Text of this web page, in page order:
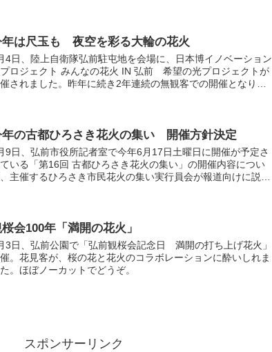
年は尺玉も 夜空を彩る大輪の花火
4日、陸上自衛隊弘前駐屯地を会場に、日本博イノベーション
ロジェクト みんなの花火 IN 弘前 希望の光プロジェクトが
されました。昨年に続き2年連続の無観客での開催となりま
年の古都ひろさき花火の集い 開催方針決定
9日、弘前市役所記者室で今年6月17日土曜日に開催が予定さ
いる「第16回 古都ひろさき花火の集い」の開催内容につい
主催するひろさき市民花火の集い実行員会が報道向けに説明
会100年「満開の花火」
3日、弘前公園で「弘前観桜会記念日 満開の打ち上げ花火」
。花見客が、桜の花と花火のコラボレーションに酔いしれま
。ほぼノーカットでどうぞ。
スポンサーリンク